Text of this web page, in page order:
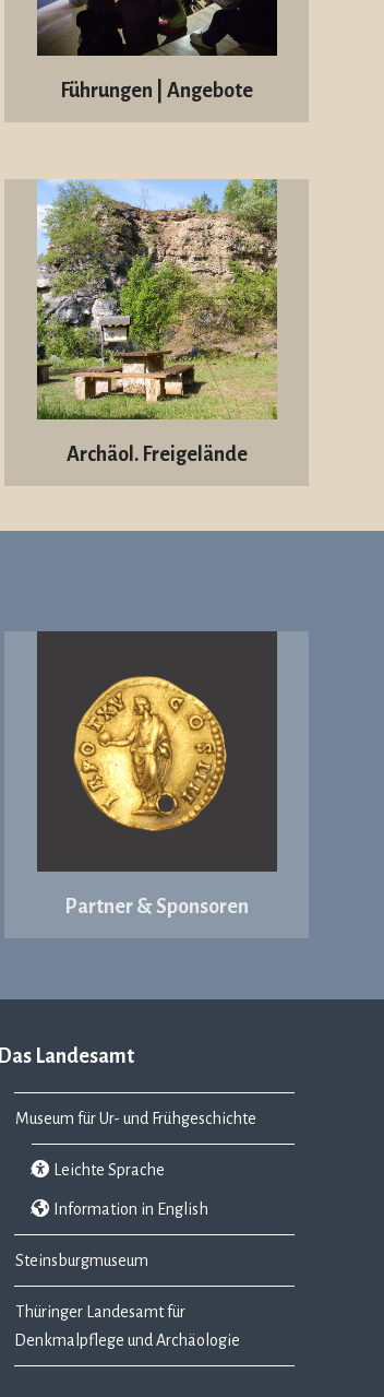
Führungen | Angebote
Archäol. Freigelände
Partner & Sponsoren
Das Landesamt
Museum für Ur- und Frühgeschichte
Leichte Sprache
Information in English
Steinsburgmuseum
Thüringer Landesamt für
Denkmalpflege und Archäologie